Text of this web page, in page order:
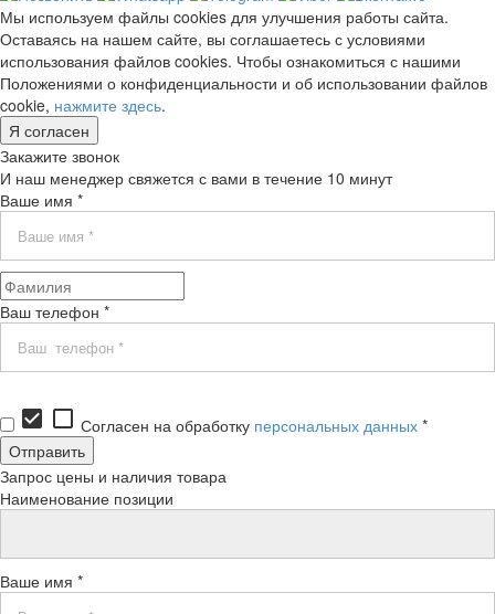
Мы используем файлы cookies для улучшения работы сайта.
Оставаясь на нашем сайте, вы соглашаетесь с условиями
использования файлов cookies. Чтобы ознакомиться с нашими
Положениями о конфиденциальности и об использовании файлов
cookie, нажмите здесь.
Я согласен
Закажите звонок
И наш менеджер свяжется с вами в течение 10 минут
Ваше имя *
Ваш телефон *
check_box check_box_outline_blank Согласен на обработку персональных данных *
Запрос цены и наличия товара
Наименование позиции
Ваше имя *